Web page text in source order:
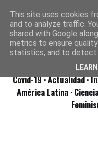
Covid-19· Actualidad·
América Latina ·
This site uses cookies
and to analyze traffic.
shared with Google
metrics to ensure
statistics, and to detect